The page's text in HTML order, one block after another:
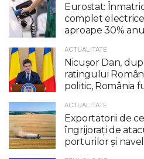
Eurostat:
complet
aproape 30%
ACTUALITATE
Nicuşor Dan,
ratingului
politic, România
ACTUALITATE
Exportatorii de
îngrijorați de
porturilor și